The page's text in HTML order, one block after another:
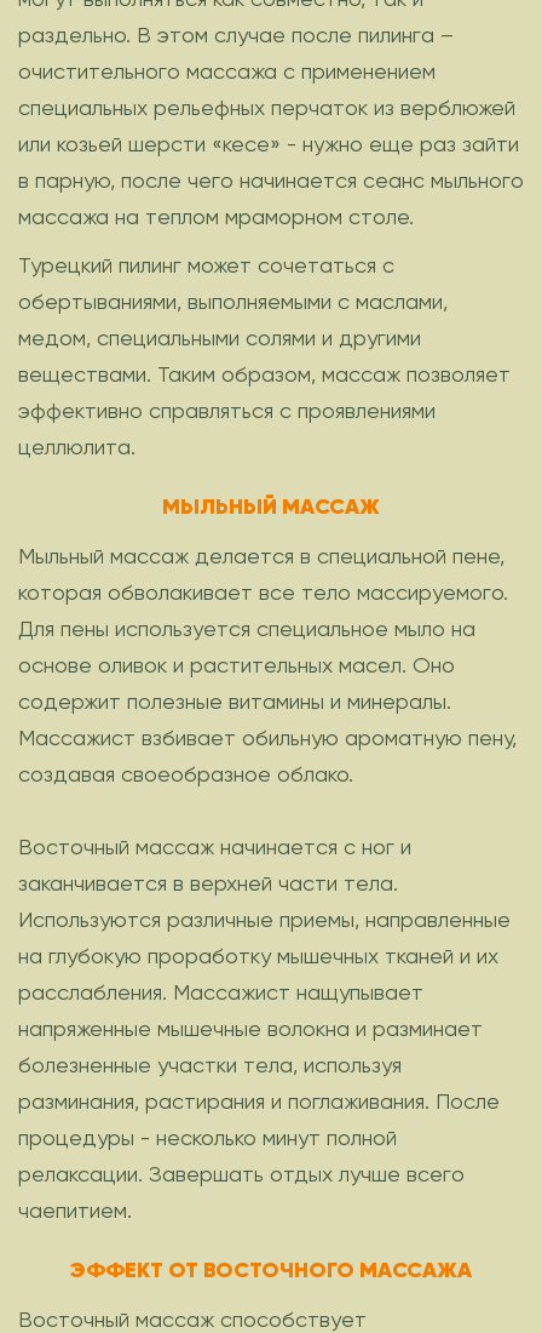
раздельно. В этом случае после пилинга –
очистительного массажа с применением
специальных рельефных перчаток из верблюжей
или козьей шерсти «кесе» - нужно еще раз зайти
в парную, после чего начинается сеанс мыльного
массажа на теплом мраморном столе.
Турецкий пилинг может сочетаться с
обертываниями, выполняемыми с маслами,
медом, специальными солями и другими
веществами. Таким образом, массаж позволяет
эффективно справляться с проявлениями
целлюлита.
МЫЛЬНЫЙ МАССАЖ
Мыльный массаж делается в специальной пене,
которая обволакивает все тело массируемого.
Для пены используется специальное мыло на
основе оливок и растительных масел. Оно
содержит полезные витамины и минералы.
Массажист взбивает обильную ароматную пену,
создавая своеобразное облако.
Восточный массаж начинается с ног и
заканчивается в верхней части тела.
Используются различные приемы, направленные
на глубокую проработку мышечных тканей и их
расслабления. Массажист нащупывает
напряженные мышечные волокна и разминает
болезненные участки тела, используя
разминания, растирания и поглаживания. После
процедуры - несколько минут полной
релаксации. Завершать отдых лучше всего
чаепитием.
ЭФФЕКТ ОТ ВОСТОЧНОГО МАССАЖА
Восточный массаж способствует